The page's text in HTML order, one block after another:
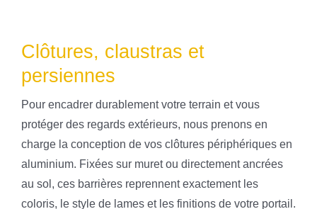
Clôtures, claustras et
persiennes
Pour encadrer durablement votre terrain et vous
protéger des regards extérieurs, nous prenons en
charge la conception de vos clôtures périphériques en
aluminium. Fixées sur muret ou directement ancrées
au sol, ces barrières reprennent exactement les
coloris, le style de lames et les finitions de votre portail.